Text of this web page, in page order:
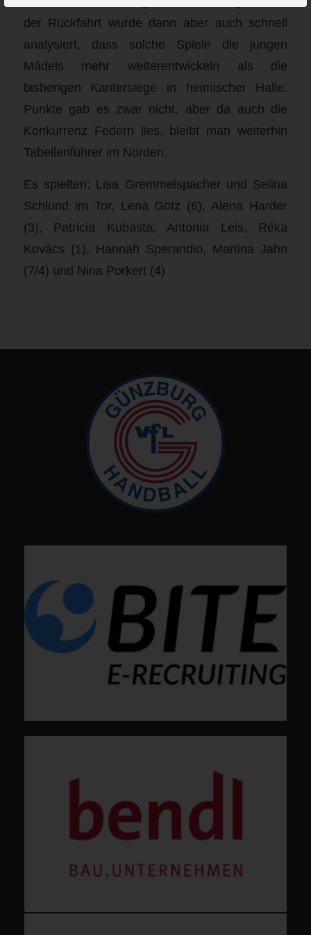
der Rückfahrt wurde dann aber auch schnell
analysiert, dass solche Spiele die jungen
Mädels mehr weiterentwickeln als die
bisherigen Kantersiege in heimischer Halle.
Punkte gab es zwar nicht, aber da auch die
Konkurrenz Federn lies, bleibt man weiterhin
Tabellenführer im Norden.
Es spielten: Lisa Gremmelspacher und Selina
Schlund im Tor, Lena Götz (6), Alena Harder
(3), Patricia Kubasta, Antonia Leis, Réka
Kovàcs (1), Hannah Sperandio, Martina Jahn
(7/4) und Nina Porkert (4)